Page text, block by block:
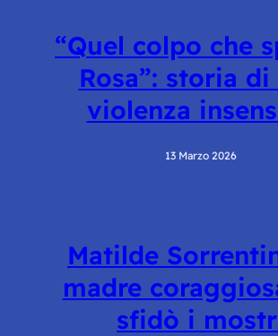
“Quel colpo che
Rosa”: storia di
violenza
13 Marzo 2026
Matilde
madre
sfidò i